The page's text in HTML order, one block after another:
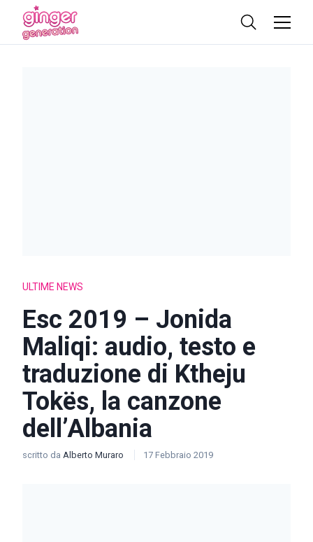
ULTIME NEWS
Esc 2019 – Jonida
Maliqi: audio, testo e
traduzione di Ktheju
Tokës, la canzone
dell’Albania
scritto da Alberto Muraro 17 Febbraio 2019